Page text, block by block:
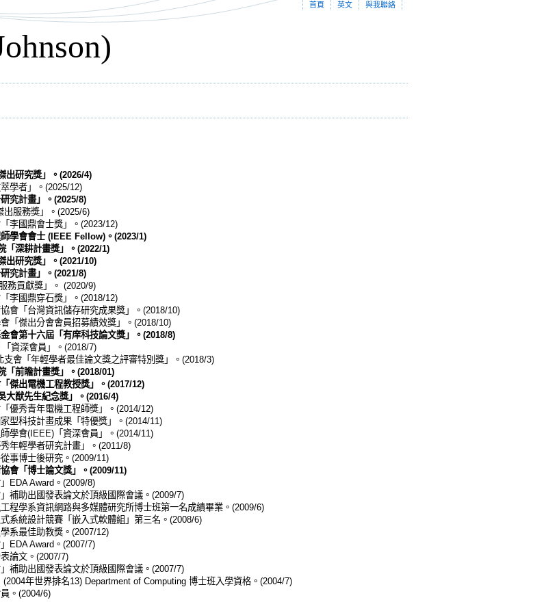
首頁 英文 與我聯絡
出研究獎」。(2026/4)
學者」。(2025/12)
究計畫」。(2025/8)
服務獎」。(2025/6)
李國鼎會士獎」。(2023/12)
學會會士 (IEEE Fellow)。(2023/1)
「深耕計畫獎」。(2022/1)
出研究獎」。(2021/10)
究計畫」。(2021/8)
務貢獻獎」。 (2020/9)
李國鼎穿石獎」。(2018/12)
會「台灣資訊儲存研究成果獎」。(2018/10)
「傑出分會會員招募績效獎」。(2018/10)
會第十六屆「有庠科技論文獎」。(2018/8)
資深會員」。(2018/7)
支會「年輕學者最佳論文獎之評審特別獎」。(2018/3)
「前瞻計畫獎」。(2018/01)
傑出電機工程教授獎」。(2017/12)
大猷先生紀念獎」。(2016/4)
優秀青年電機工程師獎」。(2014/12)
型科技計畫成果「特優獎」。(2014/11)
學會(IEEE)「資深會員」。(2014/11)
年輕學者研究計畫」。(2011/8)
事博士後研究。(2009/11)
會「博士論文獎」。(2009/11)
EDA Award。(2009/8)
」補助出國發表論文於頂級國際會議。(2009/7)
程學系資訊網路與多媒體研究所博士班第一名成績畢業。(2009/6)
系統設計競賽「嵌入式軟體組」第三名。(2008/6)
系最佳助教獎。(2007/12)
EDA Award。(2007/7)
論文。(2007/7)
」補助出國發表論文於頂級國際會議。(2007/7)
(2004年世界排名13) Department of Computing 博士班入學資格。(2004/7)
。(2004/6)